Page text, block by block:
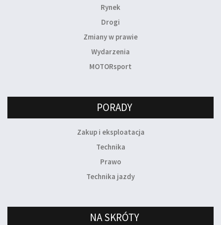
Rynek
Drogi
Zmiany w prawie
Wydarzenia
MOTORsport
PORADY
Zakup i eksploatacja
Technika
Prawo
Technika jazdy
NA SKRÓTY